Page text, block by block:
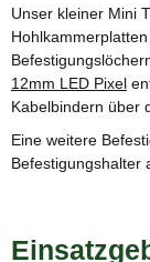
Unser kleiner Mini
12mm LED Pixel
Kabelbindern über
Eine weitere
Befestigungshalter